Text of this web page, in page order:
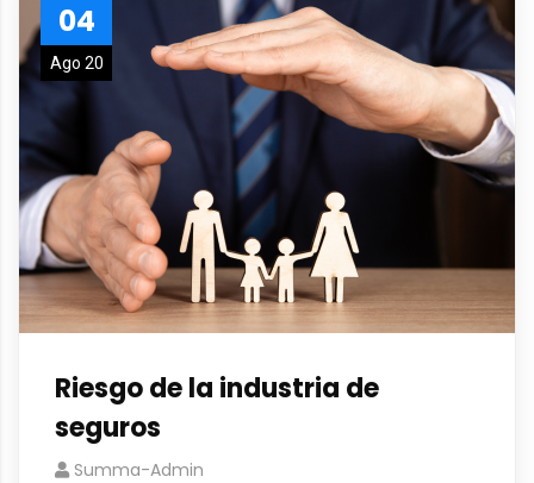
04
Ago 20
Riesgo de la industria de
seguros
Summa-Admin